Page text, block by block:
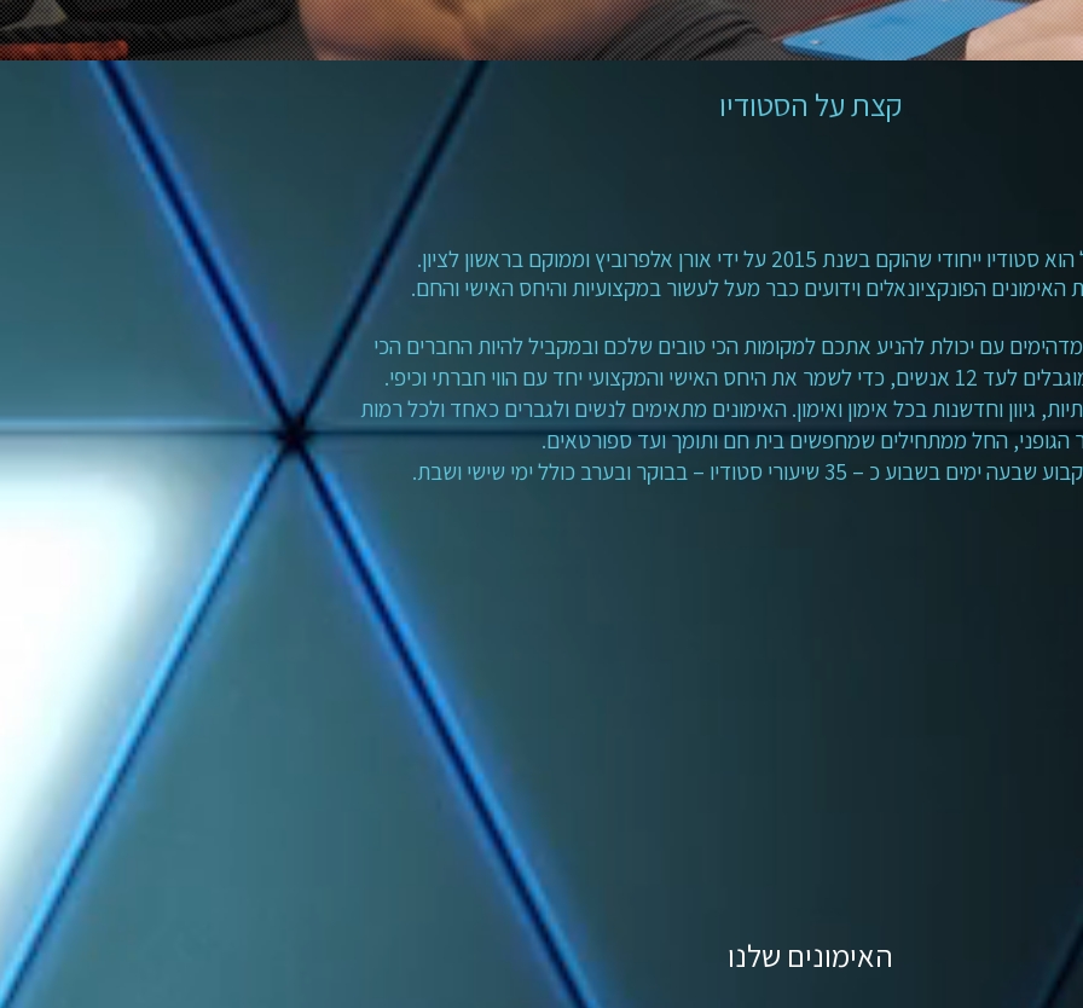
קצת על הסטודיו
בשנת 2015 על ידי אורן אלפרוביץ וממוקם בראשון לציון.
הפונקציונאלים וידועים כבר מעל לעשור במקצועיות והיחס האישי והחם.
עם יכולת להניע אתכם למקומות הכי טובים שלכם ובמקביל להיות החברים הכי
יחד עם הווי חברתי וכיפי.
גיוון וחדשנות בכל אימון ואימון. האימונים מתאימים לנשים ולגברים כאחד ולכל רמות
הגופני, החל ממתחילים שמחפשים בית חם ותומך ועד ספורטאים.
– 35 שיעורי סטודיו – בבוקר ובערב כולל ימי שישי ושבת.
האימונים שלנו